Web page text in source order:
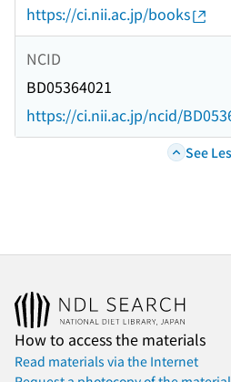
https://ci.nii.ac.jp/books
NCID
BD05364021
https://ci.nii.ac.jp/ncid/
See
How to access the materials
Read materials via the Internet